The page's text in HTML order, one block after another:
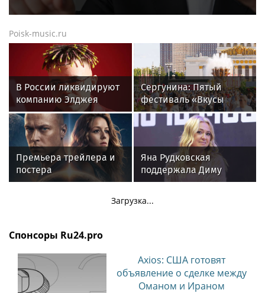
Poisk-music.ru
В России ликвидируют
компанию Элджея
Сергунина: Пятый
фестиваль «Вкусы
России» пройдет в
Москве 13–23 августа
Премьера трейлера и
постера
фантастического
Яна Рудковская
поддержала Диму
Билана после скандала
Загрузка...
Спонсоры Ru24.pro
Axios: США готовят
объявление о сделке между
Оманом и Ираном